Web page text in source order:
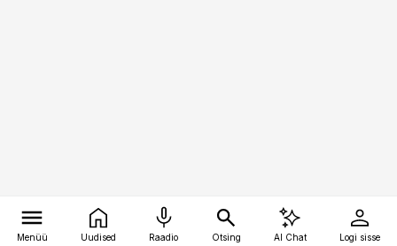
Menüü Uudised Raadio Otsing AI Chat Logi sisse